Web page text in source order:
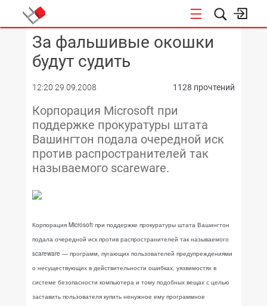
КОНФЕРЕНЦИИ
За фальшивые окошки
будут судить
12:20 29.09.2008 1128 прочтений
Корпорация Microsoft при
поддержке прокуратуры штата
Вашингтон подала очередной иск
против распространителей так
называемого scareware.
Корпорация Microsoft при поддержке прокуратуры штата Вашингтон
подала очередной иск против распространителей так называемого
scareware — программ, пугающих пользователей предупреждениями
о несуществующих в действительности ошибках, уязвимостях в
системе безопасности компьютера и тому подобных вещах с целью
заставить пользователя купить ненужное ему программное